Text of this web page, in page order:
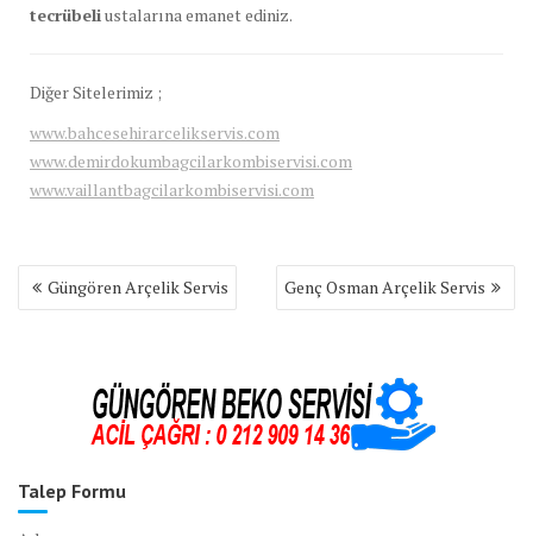
tecrübeliustalarına emanet ediniz.
Diğer Sitelerimiz ;
www.bahcesehirarcelikservis.com
www.demirdokumbagcilarkombiservisi.com
www.vaillantbagcilarkombiservisi.com
Yazı
gezinmesi
Güngören Arçelik Servis Genç Osman Arçelik Servis
Talep Formu